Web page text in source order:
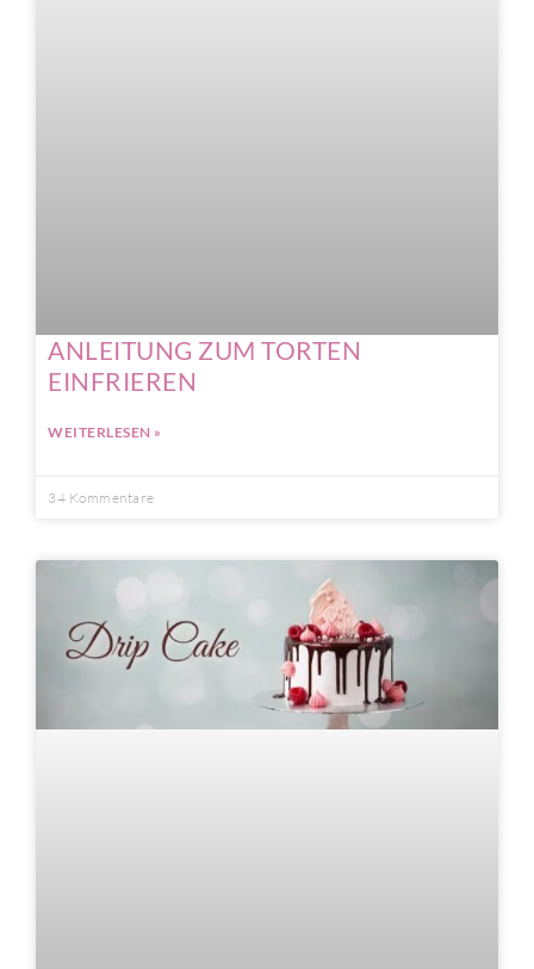
ANLEITUNG ZUM TORTEN
EINFRIEREN
WEITERLESEN »
34 Kommentare